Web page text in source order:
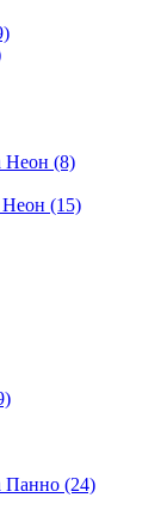
Неон (8)
(15)
Панно (24)